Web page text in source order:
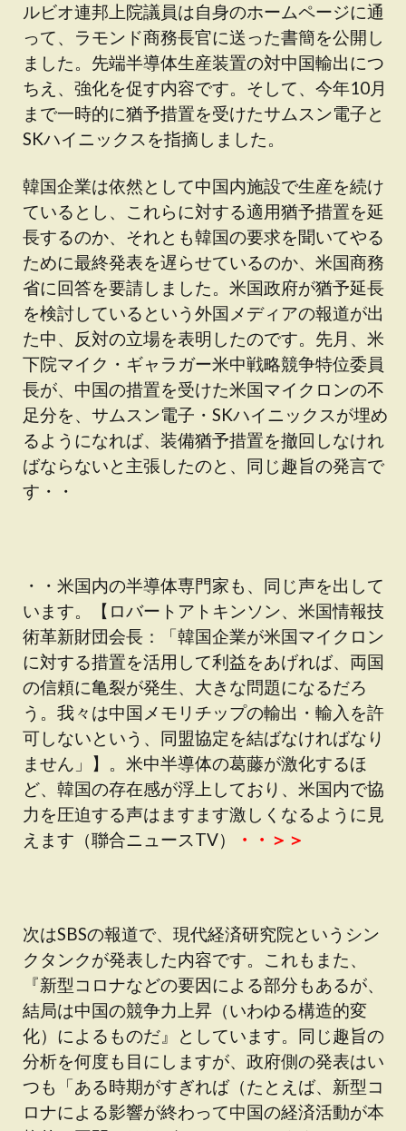
ルビオ連邦上院議員は自身のホームページに通
って、ラモンド商務長官に送った書簡を公開し
ました。先端半導体生産装置の対中国輸出につ
ちえ、強化を促す内容です。そして、今年10月
まで一時的に猶予措置を受けたサムスン電子と
SKハイニックスを指摘しました。
韓国企業は依然として中国内施設で生産を続け
ているとし、これらに対する適用猶予措置を延
長するのか、それとも韓国の要求を聞いてやる
ために最終発表を遅らせているのか、米国商務
省に回答を要請しました。米国政府が猶予延長
を検討しているという外国メディアの報道が出
た中、反対の立場を表明したのです。先月、米
下院マイク・ギャラガー米中戦略競争特位委員
長が、中国の措置を受けた米国マイクロンの不
足分を、サムスン電子・SKハイニックスが埋め
るようになれば、装備猶予措置を撤回しなけれ
ばならないと主張したのと、同じ趣旨の発言で
す・・
・・米国内の半導体専門家も、同じ声を出して
います。【ロバートアトキンソン、米国情報技
術革新財団会長：「韓国企業が米国マイクロン
に対する措置を活用して利益をあげれば、両国
の信頼に亀裂が発生、大きな問題になるだろ
う。我々は中国メモリチップの輸出・輸入を許
可しないという、同盟協定を結ばなければなり
ません」】。米中半導体の葛藤が激化するほ
ど、韓国の存在感が浮上しており、米国内で協
力を圧迫する声はますます激しくなるように見
えます（聯合ニュースTV）
・・＞＞
次はSBSの報道で、現代経済研究院というシン
クタンクが発表した内容です。これもまた、
『新型コロナなどの要因による部分もあるが、
結局は中国の競争力上昇（いわゆる構造的変
化）によるものだ』としています。同じ趣旨の
分析を何度も目にしますが、政府側の発表はい
つも「ある時期がすぎれば（たとえば、新型コ
ロナによる影響が終わって中国の経済活動が本